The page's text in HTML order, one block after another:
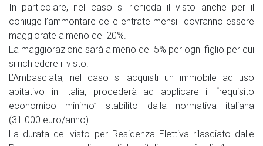
In particolare, nel caso si richieda il visto anche per il
coniuge l’ammontare delle entrate mensili dovranno essere
maggiorate almeno del 20%.
La maggiorazione sarà almeno del 5% per ogni figlio per cui
si richiedere il visto.
L’Ambasciata, nel caso si acquisti un immobile ad uso
abitativo in Italia, procederà ad applicare il “requisito
economico minimo” stabilito dalla normativa italiana
(31.000 euro/anno).
La durata del visto per Residenza Elettiva rilasciato dalle